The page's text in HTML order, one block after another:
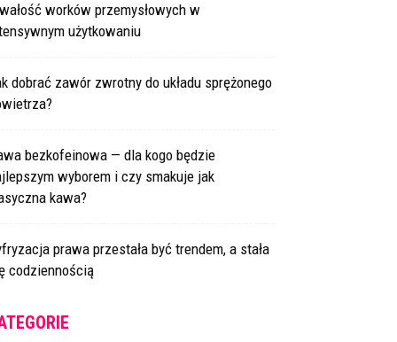
worków przemysłowych w
użytkowaniu
dobrać zawór zwrotny do układu sprężonego
bezkofeinowa — dla kogo będzie
wyborem i czy smakuje jak
kawa?
prawa przestała być trendem, a stała
codziennością